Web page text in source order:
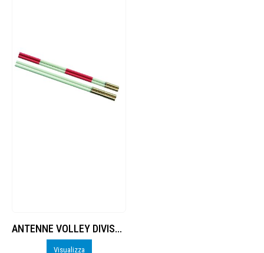
ANTENNE VOLLEY DIVISE IN 2 PEZZI COPPIA
Visualizza